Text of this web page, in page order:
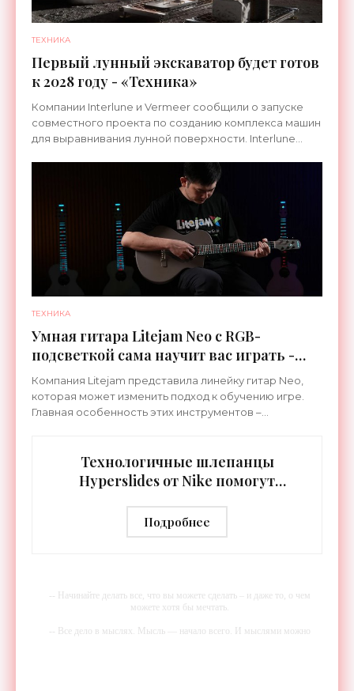
ТЕХНИКА
Первый лунный экскаватор будет готов
к 2028 году - «Техника»
Компании Interlune и Vermeer сообщили о запуске
совместного проекта по созданию комплекса машин
для выравнивания лунной поверхности. Interlune
ТЕХНИКА
Умная гитара Litejam Neo с RGB-
подсветкой сама научит вас играть -
«Гаджеты»
Компания Litejam представила линейку гитар Neo,
которая может изменить подход к обучению игре.
Главная особенность этих инструментов –
Технологичные шлепанцы
Hyperslides от Nike помогут
тренировки - «Гаджеты»
Подробнее
-- Начинайте делать все, что вы можете сделать – и даже то, о чем
можете хотя бы мечтать.
-- Все дело в мыслях. Мысль — начало всего. И мыслями можно